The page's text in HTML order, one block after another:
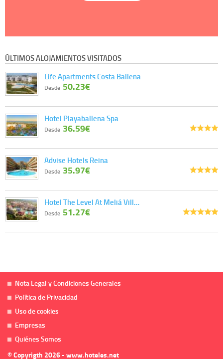
ÚLTIMOS ALOJAMIENTOS VISITADOS
Life Apartments Costa Ballena
Desde 50.23€
Hotel Playaballena Spa
Desde 36.59€
Advise Hotels Reina
Desde 35.97€
Hotel The Level At Meliá Vill…
Desde 51.27€
Nota Legal y Condiciones Generales
Política de Privacidad
Uso de cookies
Empresas
Quiénes Somos
© Copyrigth 2026 - www.hoteles.net